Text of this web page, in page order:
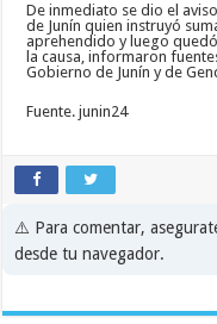
De inmediato se dio el
de Junín quien instruyó
aprehendido y luego
la causa, informaron
Gobierno de Junín y de
Fuente. junin24
⚠️ Para comentar,
desde tu navegador.